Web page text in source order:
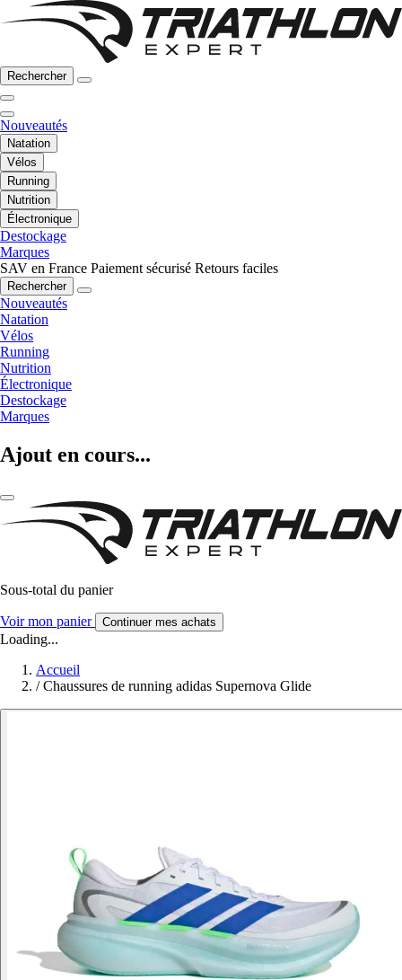
Rechercher
Nouveautés
Natation
Vélos
Running
Nutrition
Électronique
Destockage
Marques
SAV en France Paiement sécurisé Retours faciles
Rechercher
Nouveautés
Natation
Vélos
Running
Nutrition
Électronique
Destockage
Marques
Ajout en cours...
Sous-total du panier
Voir mon panier Continuer mes achats
Loading...
Accueil
/ Chaussures de running adidas Supernova Glide